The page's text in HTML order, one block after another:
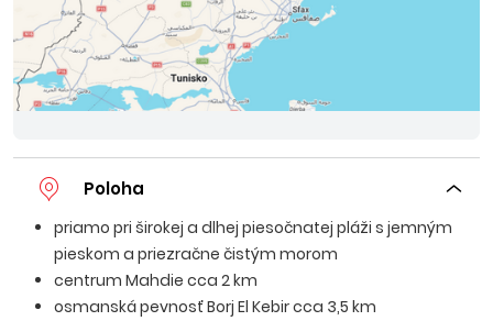
Poloha
priamo pri širokej a dlhej piesočnatej pláži s jemným
pieskom a priezračne čistým morom
centrum Mahdie cca 2 km
osmanská pevnosť Borj El Kebir cca 3,5 km